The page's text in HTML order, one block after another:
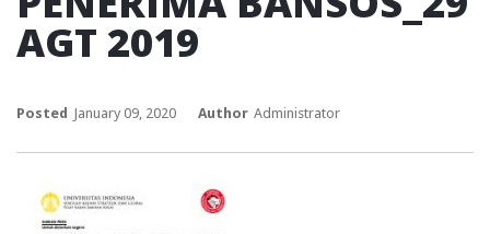
AGT 2019
Posted January 09, 2020 Author Administrator